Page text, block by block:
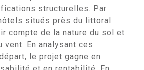
structurelles. Par
situés près du littoral
compte de la nature du sol et
vent. En analysant ces
le projet gagne en